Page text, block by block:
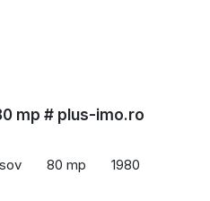
mp # plus-imo.ro
80 mp 1980